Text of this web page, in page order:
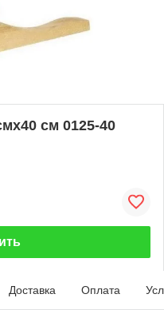
см 0125-40
Доставка Оплата